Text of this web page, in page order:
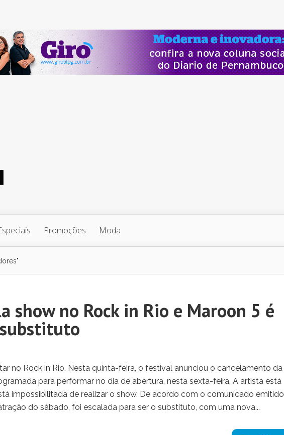
Promoções Moda
show no Rock in Rio e Maroon 5 é
no Rock in Rio. Nesta quinta-feira, o festival anunciou o cancelamento da
para performar no dia de abertura, nesta sexta-feira. A artista está
impossibilitada de realizar o show. De acordo com o comunicado emitido
do sábado, foi escalada para ser o substituto, com uma nova...